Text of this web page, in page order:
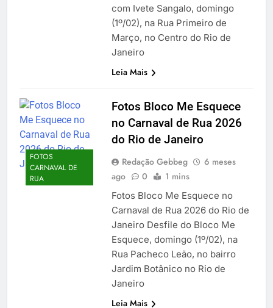
com Ivete Sangalo, domingo
(1º/02), na Rua Primeiro de
Março, no Centro do Rio de
Janeiro
Leia Mais
FOTOS
CARNAVAL DE
RUA
Fotos Bloco Me Esquece
no Carnaval de Rua 2026
do Rio de Janeiro
Redação Gebbeg
6 meses
ago
0 1 mins
Fotos Bloco Me Esquece no
Carnaval de Rua 2026 do Rio de
Janeiro Desfile do Bloco Me
Esquece, domingo (1º/02), na
Rua Pacheco Leão, no bairro
Jardim Botânico no Rio de
Janeiro
Leia Mais